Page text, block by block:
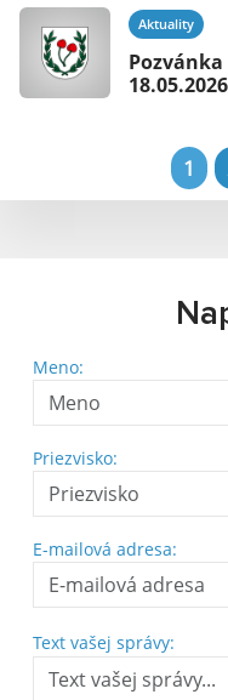
Aktuality
18.05.2026
1
Meno:
Priezvisko:
E-mailová adresa:
Text vašej správy: